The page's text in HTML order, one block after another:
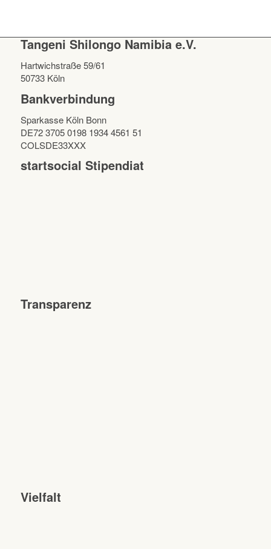
Tangeni Shilongo Namibia e.V.
Hartwichstraße 59/61
50733 Köln
Bankverbindung
Sparkasse Köln Bonn
DE72 3705 0198 1934 4561 51
COLSDE33XXX
startsocial Stipendiat
Transparenz
Vielfalt